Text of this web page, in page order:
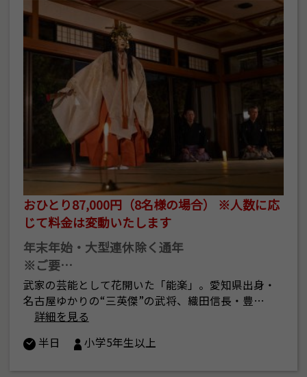
おひとり87,000円（8名様の場合） ※人数に応
じて料金は変動いたします
年末年始・大型連休除く通年
※ご要…
武家の芸能として花開いた「能楽」。愛知県出身・
名古屋ゆかりの“三英傑”の武将、織田信長・豊…
詳細を見る
半日
小学5年生以上